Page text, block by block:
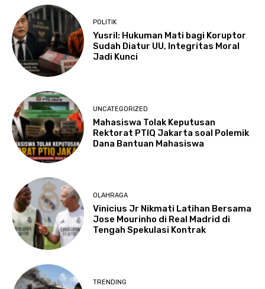
POLITIK
Yusril: Hukuman Mati bagi Koruptor
Sudah Diatur UU, Integritas Moral
Jadi Kunci
UNCATEGORIZED
Mahasiswa Tolak Keputusan
Rektorat PTIQ Jakarta soal Polemik
Dana Bantuan Mahasiswa
OLAHRAGA
Vinicius Jr Nikmati Latihan Bersama
Jose Mourinho di Real Madrid di
Tengah Spekulasi Kontrak
TRENDING